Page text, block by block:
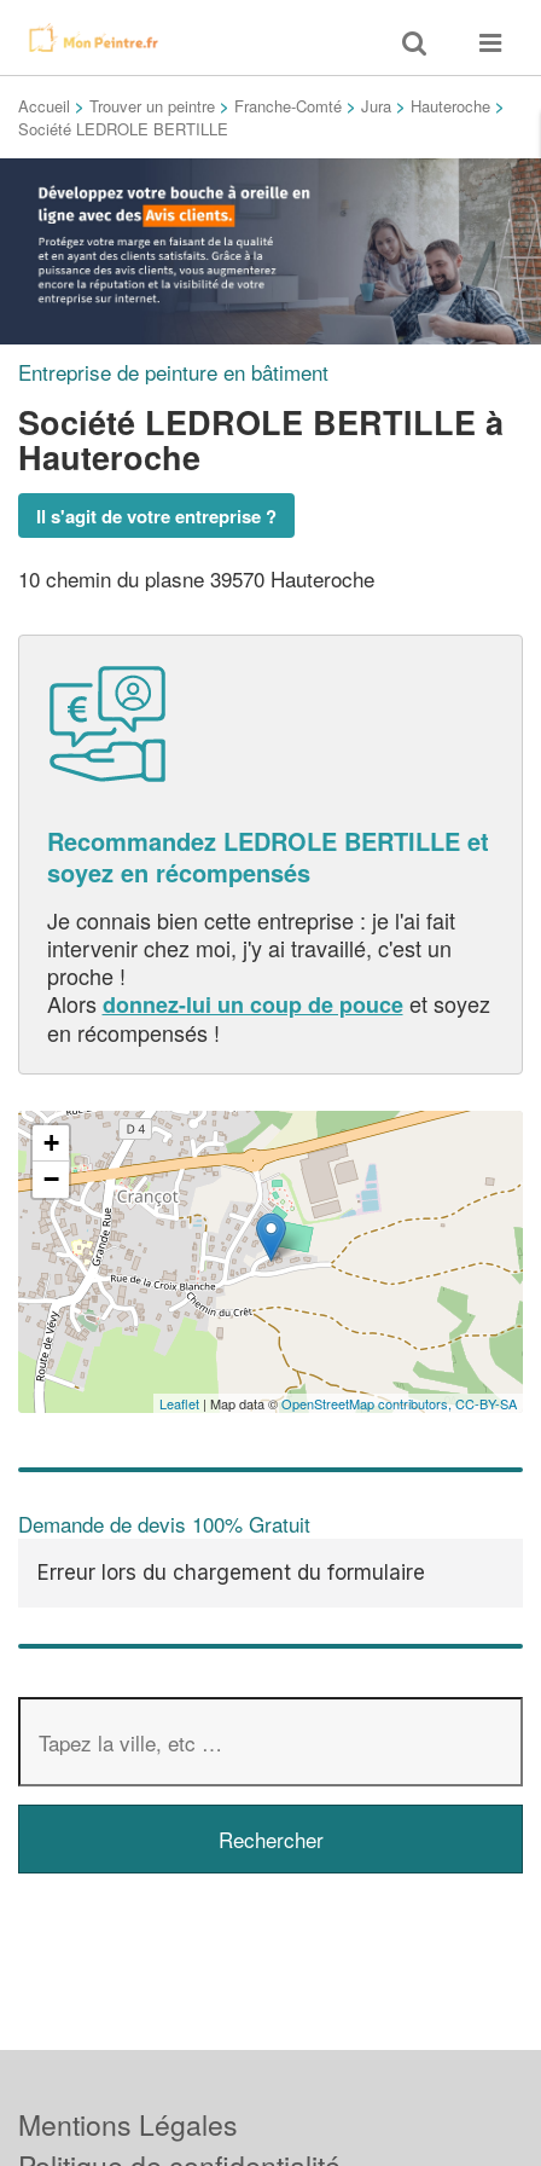
Toggle
search
Toggle
Accueil > Trouver un peintre > Franche-Comté > Jura > Hauteroche >
Société LEDROLE BERTILLE
Entreprise de peinture en bâtiment
Société LEDROLE BERTILLE à
Hauteroche
Il s'agit de votre entreprise ?
10 chemin du plasne 39570 Hauteroche
Recommandez LEDROLE BERTILLE et
soyez en récompensés
Je connais bien cette entreprise : je l'ai fait
intervenir chez moi, j'y ai travaillé, c'est un
proche !
Alorsdonnez-lui un coup de pouceet soyez
en récompensés !
+
−
Leaflet | Map data ©OpenStreetMap contributors,CC-BY-SA
Demande de devis 100% Gratuit
Erreur lors du chargement du formulaire
✕
Vous êtes
Augmentez votre
marges tout en
nouveaux clients!
Mentions Légales